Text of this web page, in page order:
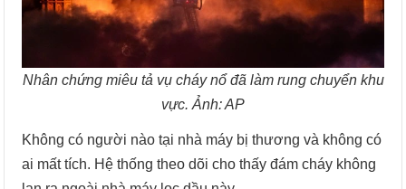
Nhân chứng miêu tả vụ cháy nổ đã làm rung chuyển khu
vực. Ảnh: AP
Không có người nào tại nhà máy bị thương và không có
ai mất tích. Hệ thống theo dõi cho thấy đám cháy không